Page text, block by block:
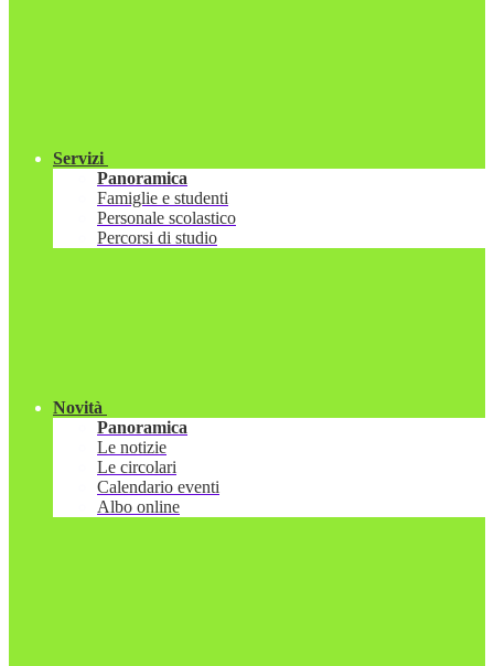
Servizi
Panoramica
Famiglie e studenti
Personale scolastico
Percorsi di studio
Novità
Panoramica
Le notizie
Le circolari
Calendario eventi
Albo online